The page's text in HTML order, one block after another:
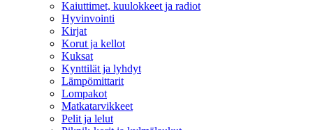
Kaiuttimet, kuulokkeet ja radiot
Hyvinvointi
Kirjat
Korut ja kellot
Kuksat
Kynttilät ja lyhdyt
Lämpömittarit
Lompakot
Matkatarvikkeet
Pelit ja lelut